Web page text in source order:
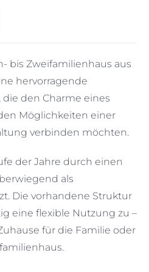
bis Zweifamilienhaus aus
hervorragende
den Charme eines
Möglichkeiten einer
verbinden möchten.
der Jahre durch einen
als
Die vorhandene Struktur
eine flexible Nutzung zu –
für die Familie oder